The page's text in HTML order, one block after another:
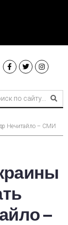
Нечитайло – СМИ
–